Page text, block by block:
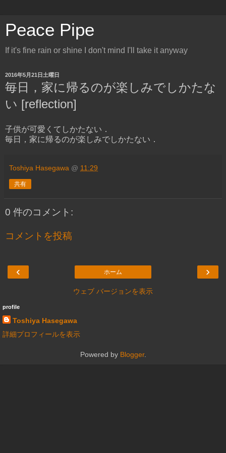
Peace Pipe
If it's fine rain or shine I don't mind I'll take it anyway
2016年5月21日土曜日
毎日，家に帰るのが楽しみでしかたな
い [reflection]
子供が可愛くてしかたない．
毎日，家に帰るのが楽しみでしかたない．
Toshiya Hasegawa @ 11:29
共有
0 件のコメント:
コメントを投稿
‹ ›
ホーム
ウェブ バージョンを表示
profile
Toshiya Hasegawa
詳細プロフィールを表示
Powered by Blogger.